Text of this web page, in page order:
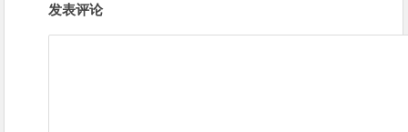
发表评论